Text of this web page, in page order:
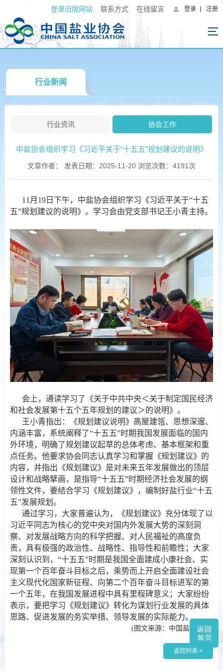
登录旧版网站 联系方式 在线留言 登录 注册
行业新闻
行业资讯 协会工作
中盐协会组织学习《习近平关于“十五五”规划建议的说明》
文章作者： 发表日期：2025-11-20 浏览次数：4191次
11月19日下午，中盐协会组织学习《习近平关于“十五
五”规划建议的说明》。学习会由党支部书记王小青主持。
会上，通读学习了《关于中共中央＜关于制定国民经济
和社会发展第十五个五年规划的建议＞的说明》。
王小青指出：《规划建议说明》高屋建瓴、思想深邃、
内涵丰富，系统阐释了“十五五”时期我国发展面临的国内
外环境，明确了规划建议起草的总体考虑、基本框架和重
点任务。他要求协会同志认真学习和掌握《规划建议》的
内容，并指出《规划建议》是对未来五年发展做出的顶层
设计和战略擘画，是指导“十五五”时期经济社会发展的纲
领性文件，要结合学习《规划建议》，编制好盐行业“十五
五”发展规划。
通过学习，大家普遍认为，《规划建议》充分体现了以
习近平同志为核心的党中央对国内外发展大势的深刻洞
察、对发展战略方向的科学把握、对人民福祉的高度负
责，具有极强的政治性、战略性、指导性和前瞻性；大家
深刻认识到，“十五五”时期是我国全面建成小康社会、实
现第一个百年奋斗目标之后，乘势而上开启全面建设社会
主义现代化国家新征程、向第二个百年奋斗目标进军的第
一个五年，在我国发展进程中具有里程碑意义；大家纷纷
表示，要把学习《规划建议》转化为谋划行业发展的具体
思路、促进发展的务实举措、领导发展的实际能力。
(图文来源：中国盐业协会)
返回列表 >